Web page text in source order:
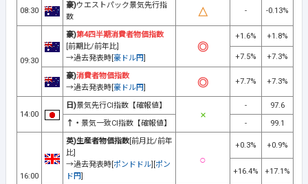
08:30
豪)ウエストパック景気先行指
数
- -0.13%
09:30
豪)第4四半期消費者物価指数
[前期比/前年比]
→過去発表時[ 豪ドル円
+1.6% +1.8%
+7.5% +7.3%
豪)消費者物価指数
→過去発表時[ 豪ドル円
+7.7% +7.3%
14:00
日)景気先行CI指数【確報値】 -
97.6
↑・ 景気一致CI指数【確報値】 - 99.1
16:00
英)生産者物価指数[前月比/前年
比]
→過去発表時[ ポンドドル ポン
ド円
+0.3% +0.9%
+16.4% +17.1%